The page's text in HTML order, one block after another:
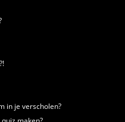
in je verscholen?